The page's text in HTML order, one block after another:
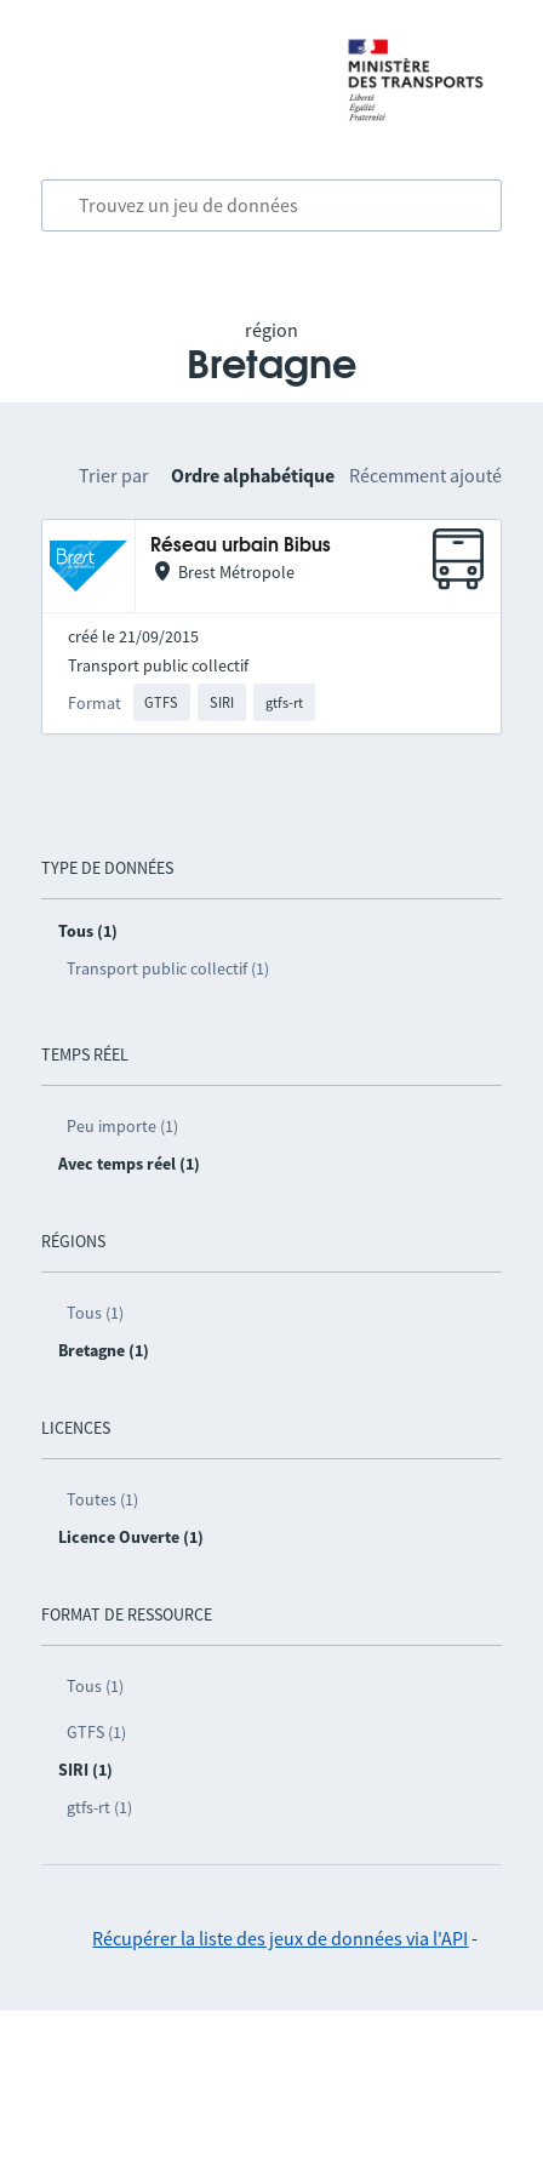
région
Bretagne
TYPE DE DONNÉES
Tous (1)
Transport public collectif (1)
TEMPS RÉEL
Peu importe (1)
Avec temps réel (1)
RÉGIONS
Tous (1)
Bretagne (1)
LICENCES
Toutes (1)
Licence Ouverte (1)
FORMAT DE RESSOURCE
Tous (1)
GTFS (1)
SIRI (1)
gtfs-rt (1)
Trier par Ordre alphabétique Récemment ajouté
Réseau urbain Bibus
Brest Métropole
créé le 21/09/2015
Format GTFS SIRI gtfs-rt
Transport public collectif
Récupérer la liste des jeux de données via l'API -